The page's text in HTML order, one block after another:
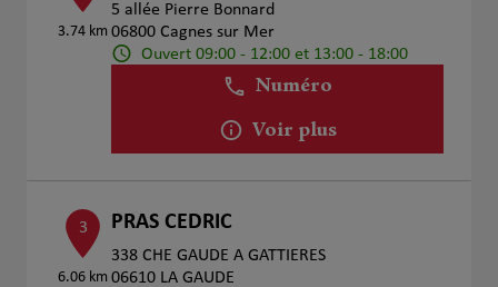
3.74 km
5 allée Pierre Bonnard
06800 Cagnes sur Mer
Ouvert 09:00 - 12:00 et 13:00 - 18:00
Numéro
Voir plus
3
6.06 km
PRAS CEDRIC
338 CHE GAUDE A GATTIERES
06610 LA GAUDE